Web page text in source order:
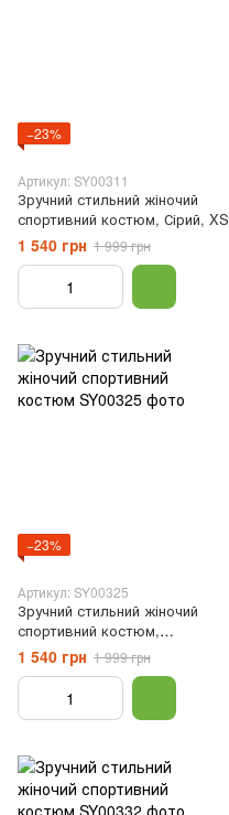
−23%
Артикул: SY00311
Зручний стильний жіночий
спортивний костюм, Сірий, XS
1 540 грн 1 999 грн
−23%
Артикул: SY00325
Зручний стильний жіночий
спортивний костюм,
Бордовий, XS
1 540 грн 1 999 грн